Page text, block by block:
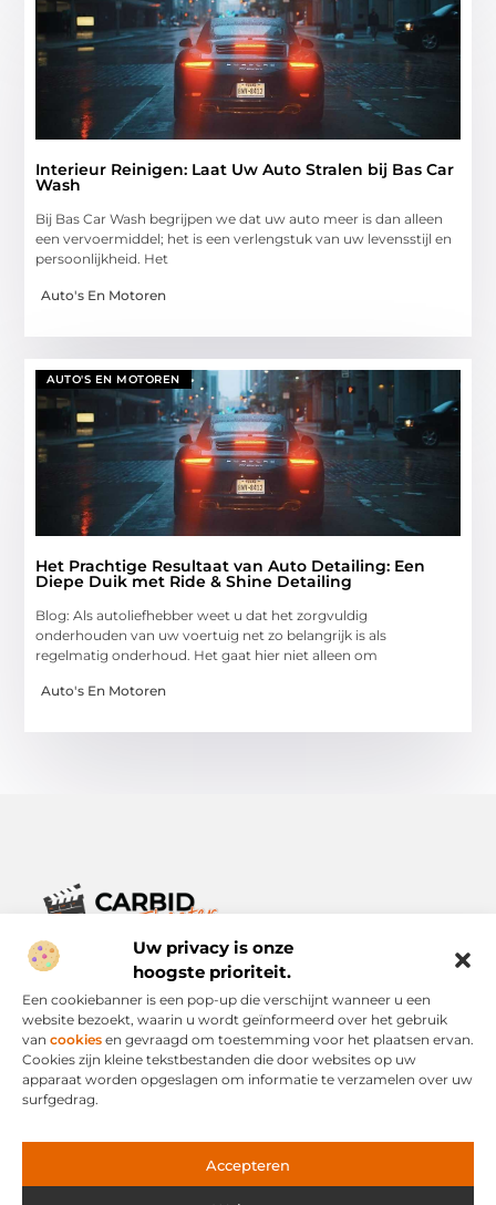
Uw privacy is onze
hoogste prioriteit.
Een cookiebanner is een pop-up die verschijnt wanneer u een
website bezoekt, waarin u wordt geïnformeerd over het gebruik
van cookies en gevraagd om toestemming voor het plaatsen ervan.
Cookies zijn kleine tekstbestanden die door websites op uw
apparaat worden opgeslagen om informatie te verzamelen over uw
surfgedrag.
Accepteren
Interieur Reinigen: Laat Uw Auto Stralen bij Bas Car
Wash
Bij Bas Car Wash begrijpen we dat uw auto meer is dan alleen
een vervoermiddel; het is een verlengstuk van uw levensstijl en
persoonlijkheid. Het
Auto's En Motoren
AUTO'S EN MOTOREN
Het Prachtige Resultaat van Auto Detailing: Een
Diepe Duik met Ride & Shine Detailing
Blog: Als autoliefhebber weet u dat het zorgvuldig
onderhouden van uw voertuig net zo belangrijk is als
regelmatig onderhoud. Het gaat hier niet alleen om
Auto's En Motoren
Verhalen die het alledaagse leven verrijken.
Ontdek een breed scala aan blogs en artikelen die je inspireren,
informeren en verrijken – voor elke dag, voor iedereen.
Bericht categorie